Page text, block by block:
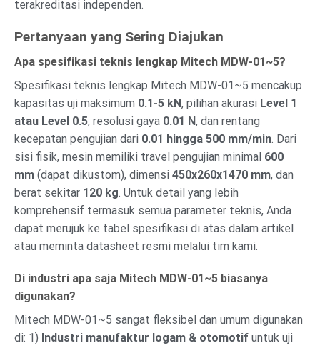
terakreditasi independen.
Pertanyaan yang Sering Diajukan
Apa spesifikasi teknis lengkap Mitech MDW-01~5?
Spesifikasi teknis lengkap Mitech MDW-01~5 mencakup
kapasitas uji maksimum 0.1-5 kN, pilihan akurasi Level 1
atau Level 0.5, resolusi gaya 0.01 N, dan rentang
kecepatan pengujian dari 0.01 hingga 500 mm/min. Dari
sisi fisik, mesin memiliki travel pengujian minimal 600
mm (dapat dikustom), dimensi 450x260x1470 mm, dan
berat sekitar 120 kg. Untuk detail yang lebih
komprehensif termasuk semua parameter teknis, Anda
dapat merujuk ke tabel spesifikasi di atas dalam artikel
atau meminta datasheet resmi melalui tim kami.
Di industri apa saja Mitech MDW-01~5 biasanya
digunakan?
Mitech MDW-01~5 sangat fleksibel dan umum digunakan
di: 1) Industri manufaktur logam & otomotif untuk uji